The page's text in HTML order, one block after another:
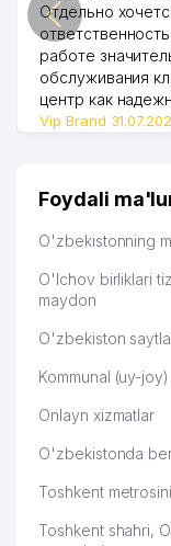
Отдельно
работе
обслуживания
центр как
Vip Brand
Foydali
O'zbekistonning
O'lchov birliklari
maydon
O'zbekiston
Kommunal (uy-
Onlayn xizmatlar
O'zbekistonda
Toshkent
Toshkent shahri,